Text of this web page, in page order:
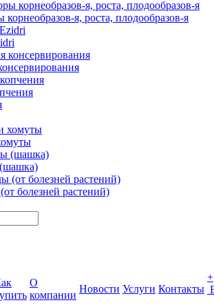
я, роста, плодообразов-я
болезней растений)
О
компании
Новости Услуги Контакты
+